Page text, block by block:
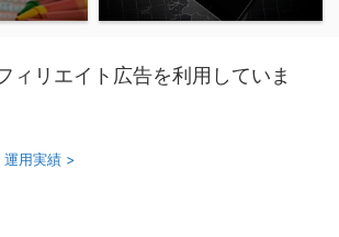
ィリエイト広告を利用していま
運用実績 >